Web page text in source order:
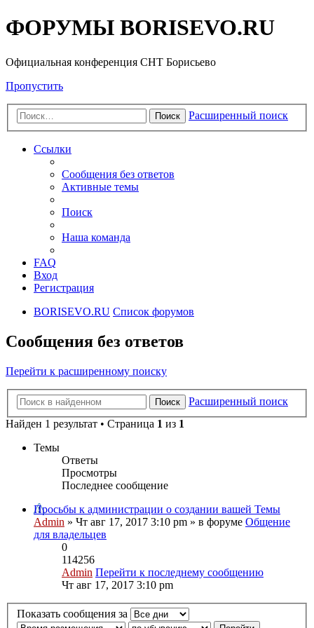
ФОРУМЫ BORISEVO.RU
Официальная конференция СНТ Борисьево
Пропустить
Поиск Расширенный поиск
Ссылки
Сообщения без ответов
Активные темы
Поиск
Наша команда
FAQ
Вход
Регистрация
BORISEVO.RU Список форумов
Сообщения без ответов
Перейти к расширенному поиску
Поиск
Расширенный поиск
Найден 1 результат • Страница 1 из 1
Темы
Ответы
Просмотры
Последнее сообщение
Просьбы к администрации о создании вашей Темы
Admin » Чт авг 17, 2017 3:10 pm » в форуме Общение
для владельцев
0
114256
Admin Перейти к последнему сообщению
Чт авг 17, 2017 3:10 pm
Показать сообщения за